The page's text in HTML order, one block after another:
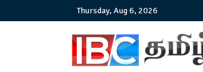
Thursday, Aug 6, 2026